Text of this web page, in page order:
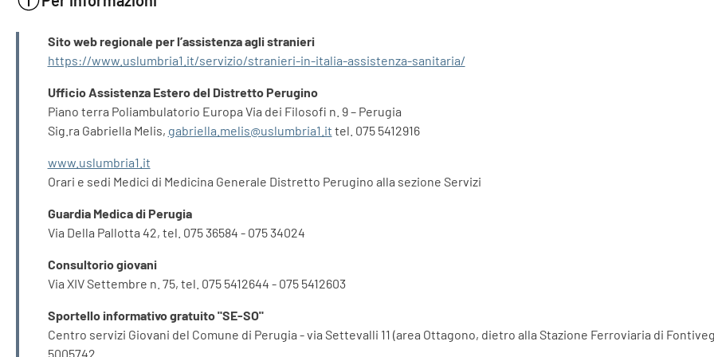
INFORMAZIONI
Sito web regionale per l’assistenza agli stranieri
https://www.uslumbria1.it/servizio/stranieri-in-italia-assistenza-sanitaria/
Ufficio Assistenza Estero del Distretto Perugino
Piano terra Poliambulatorio Europa Via dei Filosofi n. 9 – Perugia
Sig.ra Gabriella Melis, gabriella.melis@uslumbria1.it tel. 075 5412916
www.uslumbria1.it
Orari e sedi Medici di Medicina Generale Distretto Perugino alla sezione Servizi
Guardia Medica di Perugia
Via Della Pallotta 42, tel. 075 36584 - 075 34024
Consultorio giovani
Via XIV Settembre n. 75, tel. 075 5412644 - 075 5412603
Sportello informativo gratuito "SE-SO"
Centro servizi Giovani del Comune di Perugia - via Settevalli 11 (area Ottagono, dietro alla Stazione Ferroviaria di
5005742